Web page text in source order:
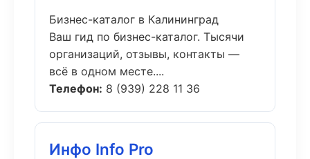
Бизнес-каталог в Калининград
Ваш гид по бизнес-каталог. Тысячи
организаций, отзывы, контакты —
всё в одном месте....
Телефон: 8 (939) 228 11 36
Инфо Info Pro